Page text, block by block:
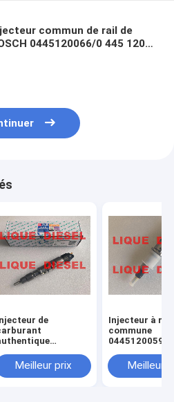
commun de rail de
0445120066/0 445 120
de
0 445
290 L4700-
Meilleur prix
Injecteur à
commune
0445120059
120 059 0 445
231 pour
Meilleur